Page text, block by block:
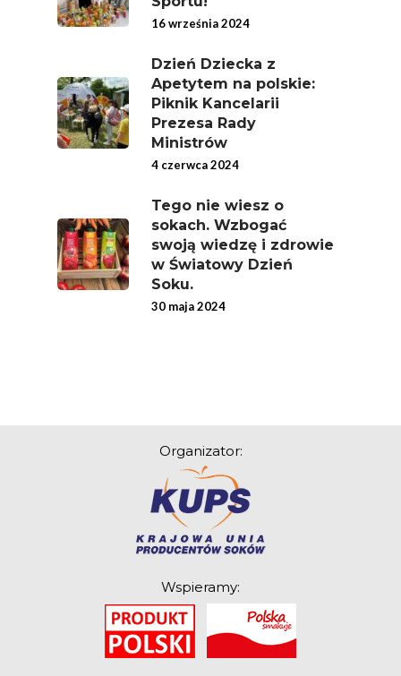
16 września 2024
Dzień Dziecka z
Apetytem na polskie:
Piknik Kancelarii
Prezesa Rady
Ministrów
4 czerwca 2024
Tego nie wiesz o
sokach. Wzbogać
swoją wiedzę i zdrowie
w Światowy Dzień
Soku.
30 maja 2024
Organizator:
Wspieramy:
Skrywa!
Festiwal Młody
Ziemniak
Polskie Forum
Ekologicznej
Wydarzenia